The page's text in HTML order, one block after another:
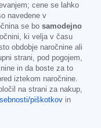
cene se lahko
navedene v
se bo samodejno
ki velja v času
obdobje naročnine ali
strani, pod pogojem,
in da boste za to
iztekom naročnine.
na strani za nakup,
piškotkov in